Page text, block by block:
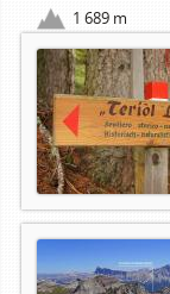
1 689 m